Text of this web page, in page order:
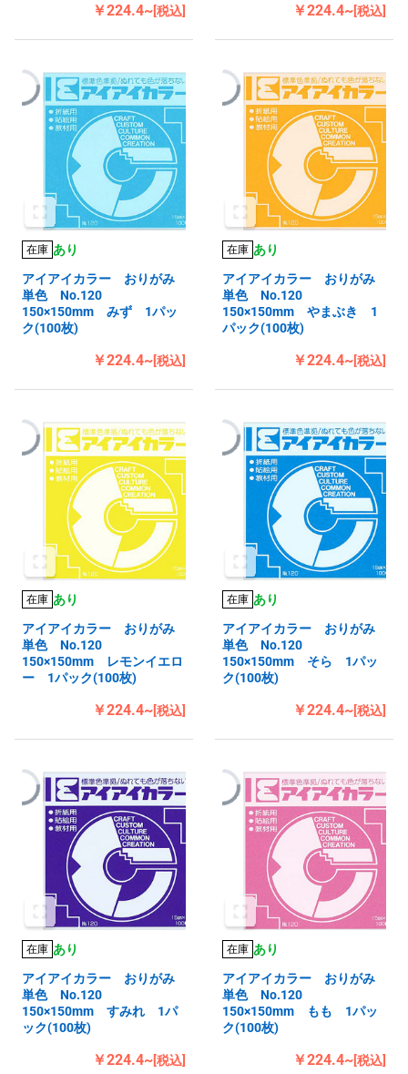
￥224.4~[税込] ￥224.4~[税込]
在庫 あり
アイアイカラー おりがみ
単色 No.120
150×150mm みず 1パッ
ク(100枚)
￥224.4~[税込]
在庫 あり
アイアイカラー おりがみ
単色 No.120
150×150mm やまぶき 1
パック(100枚)
￥224.4~[税込]
在庫 あり
アイアイカラー おりがみ
単色 No.120
150×150mm レモンイエロ
ー 1パック(100枚)
￥224.4~[税込]
在庫 あり
アイアイカラー おりがみ
単色 No.120
150×150mm そら 1パッ
ク(100枚)
￥224.4~[税込]
在庫 あり
アイアイカラー おりがみ
単色 No.120
150×150mm すみれ 1パ
ック(100枚)
￥224.4~[税込]
在庫 あり
アイアイカラー おりがみ
単色 No.120
150×150mm もも 1パッ
ク(100枚)
￥224.4~[税込]